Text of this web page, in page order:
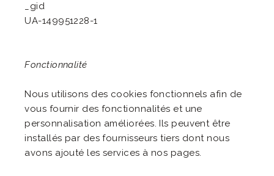
_gid
UA-149951228-1
Fonctionnalité
Nous utilisons des cookies fonctionnels afin de
vous fournir des fonctionnalités et une
personnalisation améliorées. Ils peuvent être
installés par des fournisseurs tiers dont nous
avons ajouté les services à nos pages.